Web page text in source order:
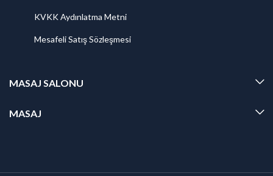
KVKK Aydınlatma Metni
Mesafeli Satış Sözleşmesi
MASAJ SALONU
MASAJ